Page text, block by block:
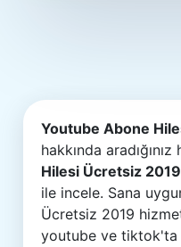
Youtube Abone
hakkında
Hilesi Ücretsiz 2019
ile incele. Sana
Ücretsiz 2019
youtube ve